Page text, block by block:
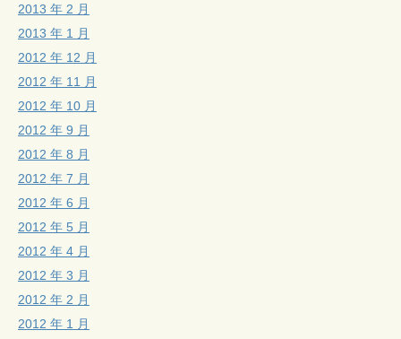
2013 年 2 月
2013 年 1 月
2012 年 12 月
2012 年 11 月
2012 年 10 月
2012 年 9 月
2012 年 8 月
2012 年 7 月
2012 年 6 月
2012 年 5 月
2012 年 4 月
2012 年 3 月
2012 年 2 月
2012 年 1 月